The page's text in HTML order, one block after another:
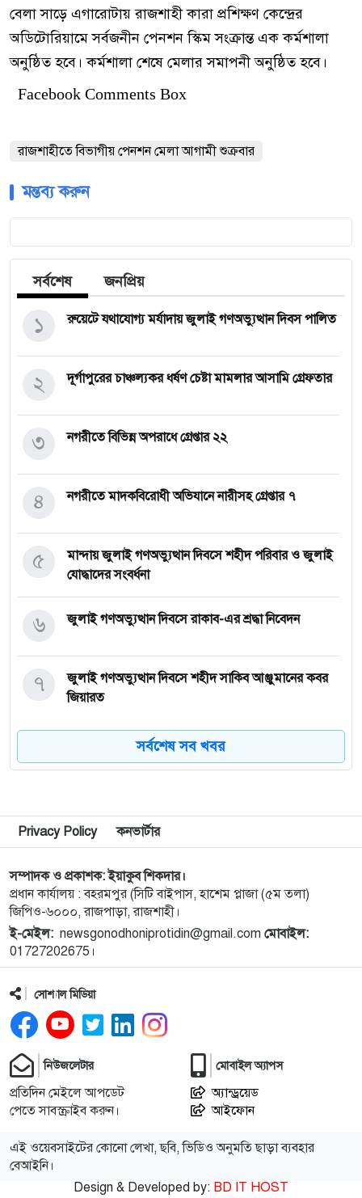
বেলা সাড়ে এগারোটায় রাজশাহী কারা প্রশিক্ষণ কেন্দ্রের
অডিটোরিয়ামে সর্বজনীন পেনশন স্কিম সংক্রান্ত এক কর্মশালা
অনুষ্ঠিত হবে। কর্মশালা শেষে মেলার সমাপনী অনুষ্ঠিত হবে।
Facebook Comments Box
রাজশাহীতে বিভাগীয় পেনশন মেলা আগামী শুক্রবার
মন্তব্য করুন
সর্বশেষ জনপ্রিয়
রুয়েটে যথাযোগ্য মর্যাদায় জুলাই গণঅভ্যুত্থান দিবস পালিত
১
দূর্গাপুরের চাঞ্চল্যকর ধর্ষণ চেষ্টা মামলার আসামি গ্রেফতার
২
নগরীতে বিভিন্ন অপরাধে গ্রেপ্তার ২২
৩
নগরীতে মাদকবিরোধী অভিযানে নারীসহ গ্রেপ্তার ৭
৪
মান্দায় জুলাই গণঅভ্যুত্থান দিবসে শহীদ পরিবার ও জুলাই
যোদ্ধাদের সংবর্ধনা
৫
জুলাই গণঅভ্যুত্থান দিবসে রাকাব-এর শ্রদ্ধা নিবেদন
৬
জুলাই গণঅভ্যুত্থান দিবসে শহীদ সাকিব আঞ্জুমানের কবর
জিয়ারত
৭
সৌদি আরবের ৮ ট্যাংকারে হামলার দাবি হুথিদের
স্মরণ করবে : ভূমিমন্ত্রী
জুলাই স্মৃতি জাদুঘরের দুয়ার খুলেছে, উদ্বোধন করলেন
প্রধানমন্ত্রী
১০
রাজশাহীতে যথাযোগ্য মর্যাদায় জুুলাই গণঅভ্যুত্থান দিবস
পালিত
১১
মরা খাল’ থেকে প্রাণের স্রোত, কাজ শেষে ২৫ লাখ টাকা
ফেরত দিল ইউএনও
১২
বগুড়ায় ফুটবল খেলার বিরোধ মিমাংসা করতে গিয়ে শিক্ষার্থী
খুন
১৩
ঢাকাগামী সিল্কসিটি লাইনচ্যুত, ৬ ঘণ্টা পর ট্রেন চলাচল শুরু
পাবনায় যমুনা নদীতে গোসলে নেমে দুই স্কুলছাত্র নিখোঁজ
সর্বশেষ সব খবর
Privacy Policy কনভার্টার
সম্পাদক ও প্রকাশক: ইয়াকুব শিকদার।
প্রধান কার্যালয় : বহরমপুর (সিটি বাইপাস, হাশেম প্লাজা (৫ম তলা)
জিপিও-৬০০০, রাজপাড়া, রাজশাহী।
ই-মেইল: newsgonodhoniprotidin@gmail.com মোবাইল:
01727202675।
সোশ্যাল মিডিয়া
নিউজলেটার
প্রতিদিন মেইলে আপডেট
পেতে সাবস্ক্রাইব করুন।
মোবাইল অ্যাপস
অ্যান্ড্রয়েড
আইফোন
এই ওয়েবসাইটের কোনো লেখা, ছবি, ভিডিও অনুমতি ছাড়া ব্যবহার
বেআইনি।
Design & Developed by: BD IT HOST